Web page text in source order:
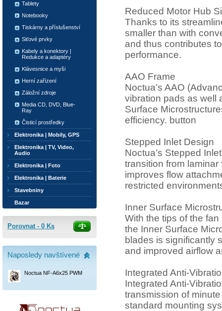
Reduced Motor Hub
Thanks to its
smaller than with
and thus contributes
performance.
AAO Frame
Noctua’s AAO
vibration pads as well
Surface
efficiency. button
Stepped Inlet Design
Noctua’s Stepped
transition from
improves flow
restricted
Inner Surface
With the tips of the
the Inner Surface
blades is significantly
and improved airflow
Integrated Anti-
Integrated Anti-
transmission of
standard mounting
Tablety
Notebooky
Tiskárny a příslušenství
Siťové prvky
Kabely a konektory |
Redukce a adaptéry
Klávesnice a myši
Herní zařízení
Záložní zdroje
Media CD, DVD, Blue-
Ray
Čisticí prostředky
Elektronika | Mobily, GPS
Elektronika | TV, Video,
Audio
Elektronika | Foto
Elektronika | Baterie
Stavebniny
Bazar
Porovnat - 0 Ks
Naposledy navštívené
Noctua NF-A6x25 PWM